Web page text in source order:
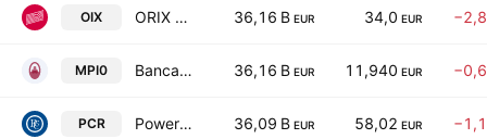
OIX ORIX Corporation 36,16 B EUR 34,0 EUR
MPI0 Banca Monte dei Paschi di Siena S.p.A. 36,16 B EUR 11,940 EUR
PCR Power Corporation of Canada 36,09 B EUR 58,02 EUR